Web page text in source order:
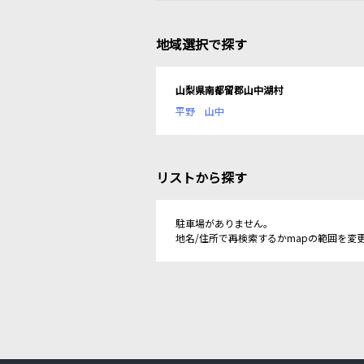
地域選択で探す
山梨県南都留郡山中湖村
平野
山中
リストから探す
駐車場がありません。
地名/住所で再検索するかmapの範囲を変